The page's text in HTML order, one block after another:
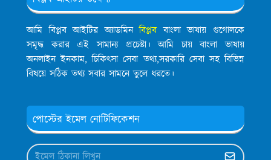
আমি বিপ্লব আইটির অ্যাডমিনবিপ্লববাংলা ভাষায় গুগোলকে
সমৃদ্ধ করার এই সামান্য প্রচেষ্টা। আমি চায় বাংলা ভাষায়
অনলাইন ইনকাম, চিকিৎসা সেবা তথ্য,সরকারি সেবা সহ বিভিন্ন
বিষয়ে সঠিক তথ্য সবার সামনে তুলে ধরতে।
পোস্টের ইমেল নোটিফিকেশন